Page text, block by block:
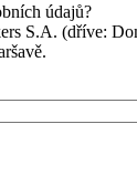
údajů?
S.A. (dříve: